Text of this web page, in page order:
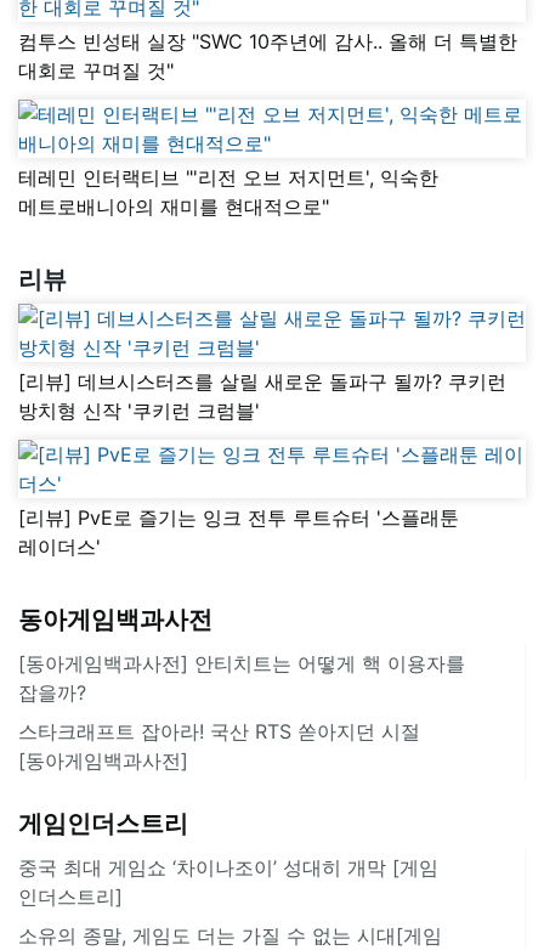
컴투스 빈성태 실장 "SWC 10주년에 감사.. 올해 더 특별한
대회로 꾸며질 것"
테레민 인터랙티브 "'리전 오브 저지먼트', 익숙한
메트로배니아의 재미를 현대적으로"
리뷰
[리뷰] 데브시스터즈를 살릴 새로운 돌파구 될까? 쿠키런
방치형 신작 '쿠키런 크럼블'
[리뷰] PvE로 즐기는 잉크 전투 루트슈터 '스플래툰
레이더스'
동아게임백과사전
[동아게임백과사전] 안티치트는 어떻게 핵 이용자를
잡을까?
스타크래프트 잡아라! 국산 RTS 쏟아지던 시절
[동아게임백과사전]
게임인더스트리
중국 최대 게임쇼 ‘차이나조이’ 성대히 개막 [게임
인더스트리]
소유의 종말, 게임도 더는 가질 수 없는 시대[게임